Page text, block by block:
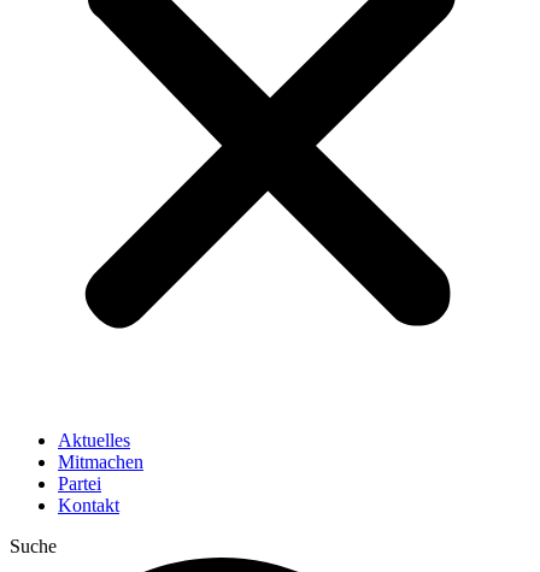
Aktuelles
Mitmachen
Partei
Kontakt
Suche